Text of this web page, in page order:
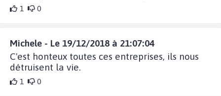
1 0
Michele - Le 19/12/2018 à 21:07:04
C'est honteux toutes ces entreprises, ils nous
détruisent la vie.
1 0